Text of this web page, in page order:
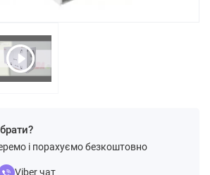
і порахуємо безкоштовно
Viber чат